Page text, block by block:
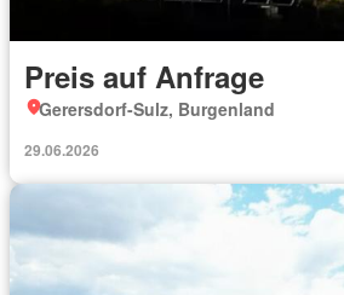
Preis auf Anfrage
Gerersdorf-Sulz, Burgenland
29.06.2026